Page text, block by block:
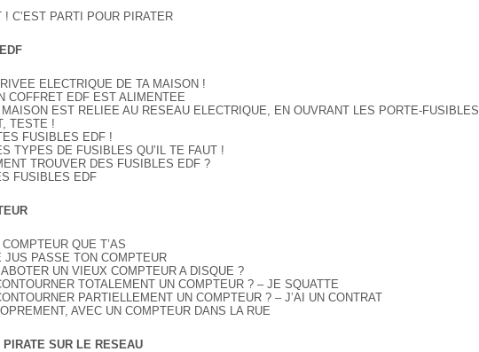
C’EST PARTI POUR PIRATER
ELECTRIQUE DE TA MAISON !
COFFRET EDF EST ALIMENTEE
EST RELIEE AU RESEAU ELECTRIQUE, EN OUVRANT LES PORTE-FUSIBLES
TESTE !
FUSIBLES EDF !
TYPES DE FUSIBLES QU’IL TE FAUT !
TROUVER DES FUSIBLES EDF ?
FUSIBLES EDF
QUE T’AS
JUS PASSE TON COMPTEUR
UN VIEUX COMPTEUR A DISQUE ?
TOTALEMENT UN COMPTEUR ? – JE SQUATTE
PARTIELLEMENT UN COMPTEUR ? – J’AI UN CONTRAT
AVEC UN COMPTEUR DANS LA RUE
PIRATE SUR LE RESEAU